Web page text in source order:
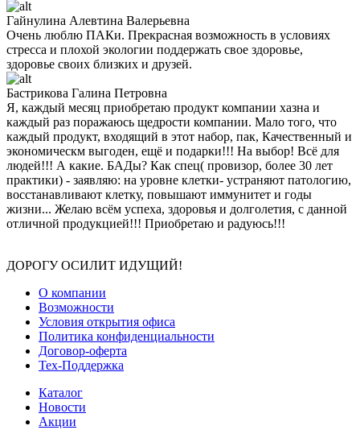
Гайнулина Алевтина Валерьевна
Очень люблю ПАКи. Прекрасная возможность в условиях
стресса и плохой экологии поддержать свое здоровье,
здоровье своих близких и друзей.
Бастрикова Галина Петровна
Я, каждый месяц приобретаю продукт компании хазна и
каждый раз поражаюсь щедрости компании. Мало того, что
каждый продукт, входящий в этот набор, пак, Качественный и
экономическм выгоден, ещё и подарки!!! На выбор! Всё для
людей!!! А какие. БАДы? Как спец( провизор, более 30 лет
практики) - заявляю: на уровне клетки- устраняют патологию,
восстанавливают клетку, повышают иммунитет и годы
жизни... Желаю всём успеха, здоровья и долголетия, с данной
отличной продукцией!!! Приобретаю и радуюсь!!!
ДОРОГУ ОСИЛИТ ИДУЩИЙ!
О компании
Возможности
Условия открытия офиса
Политика конфиденциальности
Договор-оферта
Тех-Поддержка
Каталог
Новости
Акции